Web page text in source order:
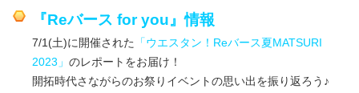
『Reバース for you』情報
7/1(土)に開催された
「ウエスタン！Reバース夏MATSURI
2023」 のレポートをお届け！
開拓時代さながらのお祭りイベントの思い出を振り返ろう♪